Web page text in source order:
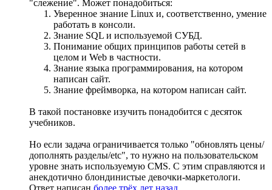
"слежение". Может понадобиться:
Уверенное знание Linux и, соответственно, умение
работать в консоли.
Знание SQL и используемой СУБД.
Понимание общих принципов работы сетей в
целом и Web в частности.
Знание языка программирования, на котором
написан сайт.
Знание фреймворка, на котором написан сайт.
В такой постановке изучить понадобится с десяток
учебников.
Но если задача ограничивается только "обновлять цены/
дополнять разделы/etc", то нужно на пользовательском
уровне знать используемую CMS. С этим справляются и
анекдотично блондинистые девочки-маркетологи.
Ответ написан более трёх лет назад